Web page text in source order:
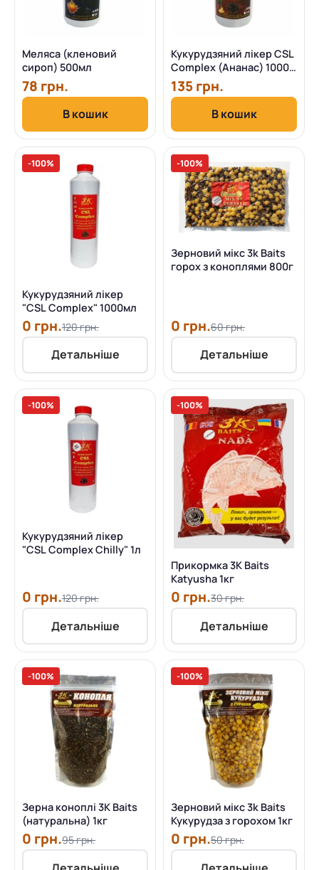
Меляса (кленовий
сироп) 500мл
78 грн.
В кошик
Кукурудзяний лікер CSL
Complex (Ананас) 1000
мол
135 грн.
В кошик
-100%
Кукурудзяний лікер
"CSL Complex" 1000мл
0 грн.120 грн.
Детальніше
-100%
Зерновий мікс 3k Baits
горох з коноплями 800г
0 грн.60 грн.
Детальніше
-100%
Кукурудзяний лікер
"CSL Complex Chilly" 1л
0 грн.120 грн.
Детальніше
-100%
Прикормка 3K Baits
Katyusha 1кг
0 грн.30 грн.
Детальніше
-100%
Зерна коноплі 3K Baits
(натуральна) 1кг
0 грн.95 грн.
-100%
Зерновий мікс 3k Baits
Кукурудза з горохом 1кг
0 грн.50 грн.